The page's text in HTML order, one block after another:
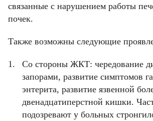
связанные с нарушением работы
почек.
Также возможны следующие
Со стороны ЖКТ: чередование
запорами, развитие симптомов
энтерита, развитие язвенной
двенадцатиперстной кишки.
подозревают у больных